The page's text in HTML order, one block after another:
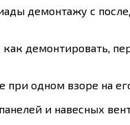
демонтажу с
демонтировать,
при одном взоре на
и навесных